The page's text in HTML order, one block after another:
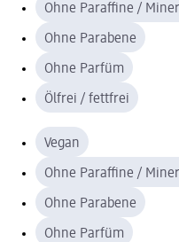
Ohne Paraffine /
Ohne Parabene
Ohne Parfüm
Ölfrei / fettfrei
Vegan
Ohne Paraffine /
Ohne Parabene
Ohne Parfüm